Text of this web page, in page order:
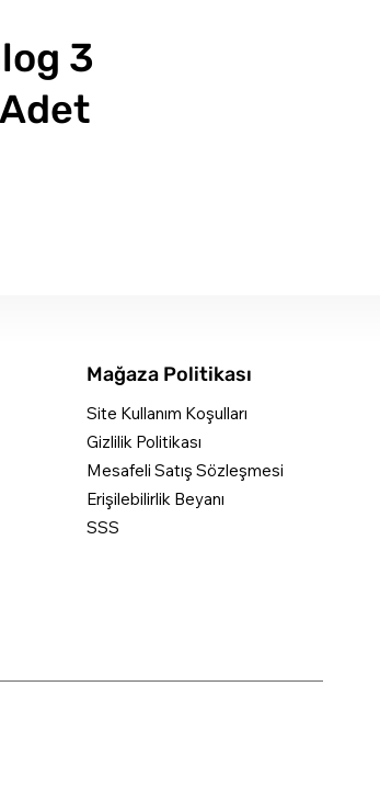
3
Mağaza Politikası
Site Kullanım Koşulları
Gizlilik Politikası
Mesafeli Satış Sözleşmesi
Erişilebilirlik Beyanı
SSS